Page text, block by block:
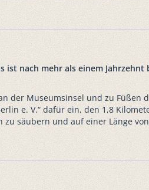
nach mehr als einem Jahrzehnt
der Museumsinsel und zu Füßen
e. V.“ dafür ein, den 1,8
säubern und auf einer Länge